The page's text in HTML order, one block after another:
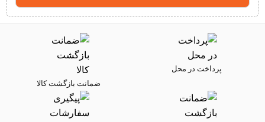
پرداخت در محل
ضمانت بازگشت کالا